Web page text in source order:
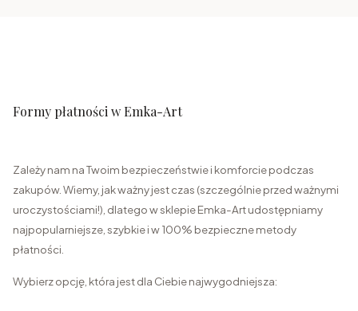
Formy płatności w Emka-Art
Zależy nam na Twoim bezpieczeństwie i komforcie podczas
zakupów. Wiemy, jak ważny jest czas (szczególnie przed ważnymi
uroczystościami!), dlatego w sklepie Emka-Art udostępniamy
najpopularniejsze, szybkie i w 100% bezpieczne metody
płatności.
Wybierz opcję, która jest dla Ciebie najwygodniejsza: